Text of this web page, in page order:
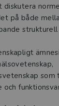
diskutera
på både
strukturell
som